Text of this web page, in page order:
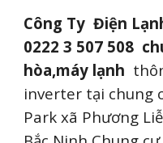
Công Ty Điện
0222 3 507 508
hòa,máy lạnh
inverter tại chung
Park xã Phương